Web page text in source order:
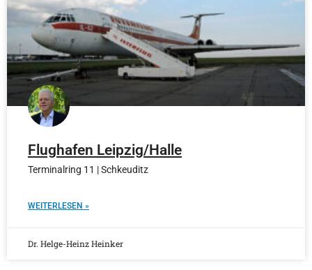
Flughafen Leipzig/Halle
Terminalring 11 | Schkeuditz
WEITERLESEN »
Dr. Helge-Heinz Heinker